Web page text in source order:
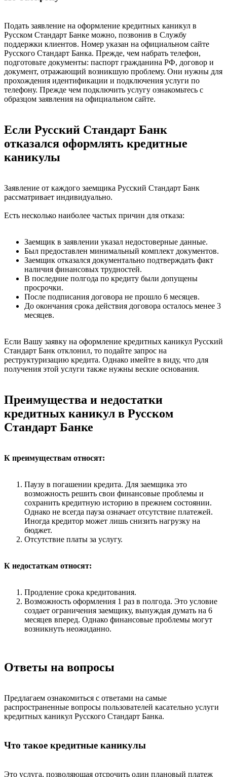
Подать заявление на оформление кредитных каникул в
Русском Стандарт Банке можно, позвонив в Службу
поддержки клиентов. Номер указан на официальном сайте
Русского Стандарт Банка. Прежде, чем набрать телефон,
подготовьте документы: паспорт гражданина РФ, договор и
документ, отражающий возникшую проблему. Они нужны для
прохождения идентификации и подключения услуги по
телефону. Прежде чем подключить услугу ознакомьтесь с
образцом заявления на официальном сайте.
Если Русский Стандарт Банк
отказался оформлять кредитные
каникулы
Заявление от каждого заемщика Русский Стандарт Банк
рассматривает индивидуально.
Есть несколько наиболее частых причин для отказа:
Заемщик в заявлении указал недостоверные данные.
Был предоставлен минимальный комплект документов.
Заемщик отказался документально подтверждать факт
наличия финансовых трудностей.
В последние полгода по кредиту были допущены
просрочки.
После подписания договора не прошло 6 месяцев.
До окончания срока действия договора осталось менее 3
месяцев.
Если Вашу заявку на оформление кредитных каникул Русский
Стандарт Банк отклонил, то подайте запрос на
реструктуризацию кредита. Однако имейте в виду, что для
получения этой услуги также нужны веские основания.
Преимущества и недостатки
кредитных каникул в Русском
Стандарт Банке
К преимуществам относят:
Паузу в погашении кредита. Для заемщика это
возможность решить свои финансовые проблемы и
сохранить кредитную историю в прежнем состоянии.
Однако не всегда пауза означает отсутствие платежей.
Иногда кредитор может лишь снизить нагрузку на
бюджет.
Отсутствие платы за услугу.
К недостаткам относят:
Продление срока кредитования.
Возможность оформления 1 раз в полгода. Это условие
создает ограничения заемщику, вынуждая думать на 6
месяцев вперед. Однако финансовые проблемы могут
возникнуть неожиданно.
Ответы на вопросы
Предлагаем ознакомиться с ответами на самые
распространенные вопросы пользователей касательно услуги
кредитных каникул Русского Стандарт Банка.
Что такое кредитные каникулы
Это услуга, позволяющая отсрочить один плановый платеж